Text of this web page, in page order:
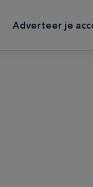
Adverteer je